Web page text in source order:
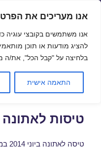
אנו מעריכים את
אנו משתמשים בקובצי עוגיה
להציג מודעות או תוכן
בלחיצה על "קבל הכל", את/ה
התאמה אישית
קטגוריה:טיסה
טיסות לאתונה
טיסה לאתונה ביוני 2014 במבצע של $387 בלבד !